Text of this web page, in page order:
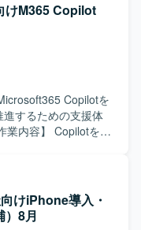
けM365 Copilot
Copilotを
するための支援体
通じたCopilot利用
行管理、Copilotの
検証・調査、双方
の立案などを実施
けiPhone導入・
）8月